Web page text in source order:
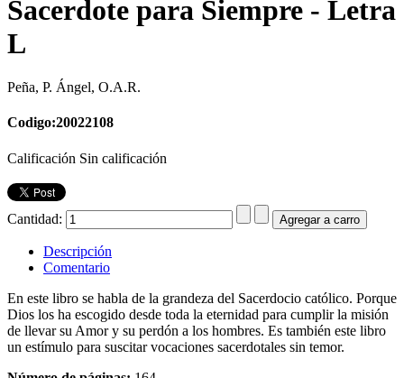
Sacerdote para Siempre - Letra
L
Peña, P. Ángel, O.A.R.
Codigo:20022108
Calificación Sin calificación
Cantidad:
Descripción
Comentario
En este libro se habla de la grandeza del Sacerdocio católico. Porque
Dios los ha escogido desde toda la eternidad para cumplir la misión
de llevar su Amor y su perdón a los hombres. Es también este libro
un estímulo para suscitar vocaciones sacerdotales sin temor.